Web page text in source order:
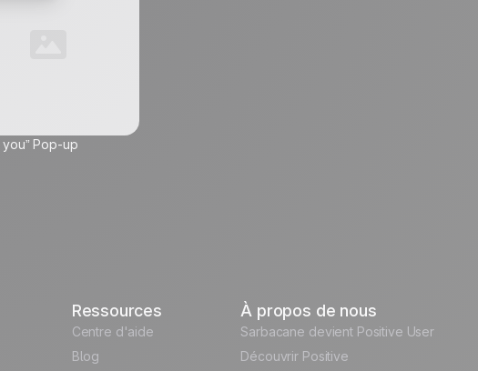
you” Pop-up
Ressources
Centre d'aide
Blog
À propos de nous
Sarbacane devient Positive User
Découvrir Positive